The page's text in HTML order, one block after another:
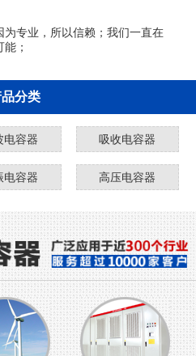
为专业，所以信赖；我们一直在
；
分类
电容器 吸收电容器
电容器 高压电容器